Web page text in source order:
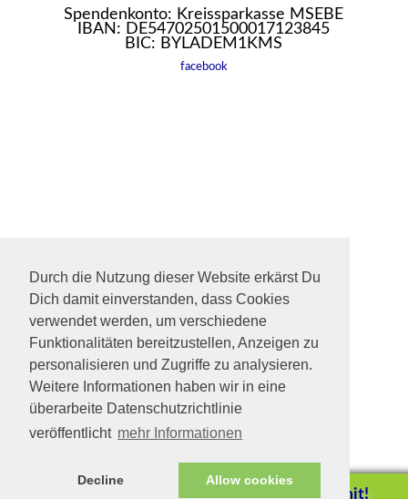
Durch die Nutzung dieser Website erkärst Du
Dich damit einverstanden, dass Cookies
verwendet werden, um verschiedene
Funktionalitäten bereitzustellen, Anzeigen zu
personalisieren und Zugriffe zu analysieren.
Weitere Informationen haben wir in eine
überarbeite Datenschutzrichtlinie
veröffentlicht mehr Informationen
Decline Allow cookies
Spendenkonto: Kreissparkasse MSEBE
IBAN: DE54702501500017123845
BIC: BYLADEM1KMS
facebook
Helfen Sie mit!